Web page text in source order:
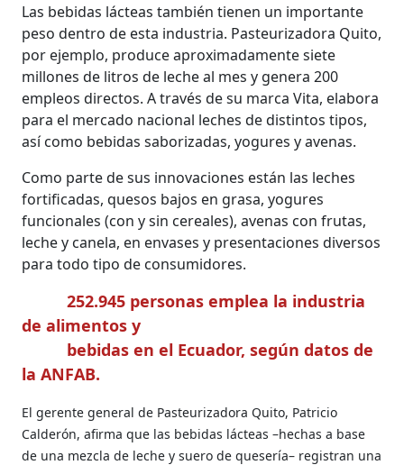
Las bebidas lácteas también tienen un importante
peso dentro de esta industria. Pasteurizadora Quito,
por ejemplo, produce aproximadamente siete
millones de litros de leche al mes y genera 200
empleos directos. A través de su marca Vita, elabora
para el mercado nacional leches de distintos tipos,
así como bebidas saborizadas, yogures y avenas.
Como parte de sus innovaciones están las leches
fortificadas, quesos bajos en grasa, yogures
funcionales (con y sin cereales), avenas con frutas,
leche y canela, en envases y presentaciones diversos
para todo tipo de consumidores.
252.945 personas emplea la industria
de alimentos y
bebidas en el Ecuador, según datos de
la ANFAB.
El gerente general de Pasteurizadora Quito, Patricio
Calderón, afirma que las bebidas lácteas –hechas a base
de una mezcla de leche y suero de quesería– registran una